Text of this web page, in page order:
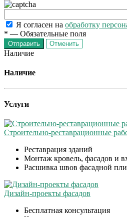
Я согласен на обработку
* — Обязательные поля
Отменить
Наличие
Наличие
Услуги
Строительно-реставрационные
Реставрация зданий
Монтаж кровель, фасадов и
Расшивка швов фасадной
Дизайн-проекты фасадов
Бесплатная консультация